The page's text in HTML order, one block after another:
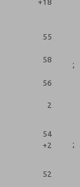
55
58
2
56
2
54
+2
2
52